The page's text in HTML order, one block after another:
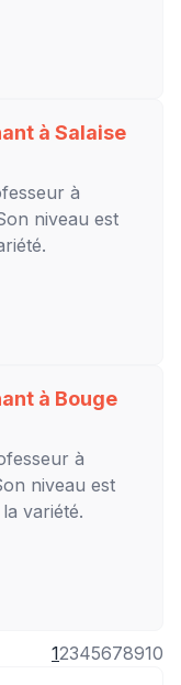
à Salaise
à
niveau est
à Bouge
à
niveau est
variété.
12345678910